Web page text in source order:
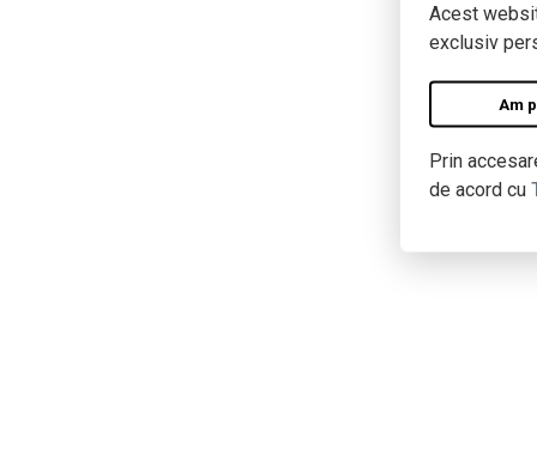
Acest
exclusiv
Am
Prin
de acord cu